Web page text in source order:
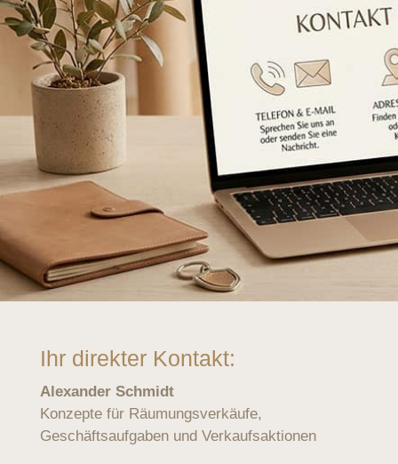
Ihr direkter Kontakt:
Alexander Schmidt
Konzepte für Räumungsverkäufe,
Geschäftsaufgaben und Verkaufsaktionen